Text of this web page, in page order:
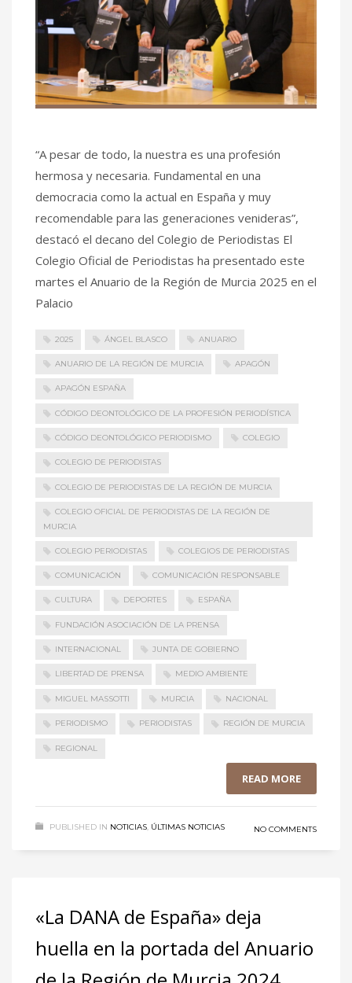
“A pesar de todo, la nuestra es una profesión
hermosa y necesaria. Fundamental en una
democracia como la actual en España y muy
recomendable para las generaciones venideras”,
destacó el decano del Colegio de Periodistas El
Colegio Oficial de Periodistas ha presentado este
martes el Anuario de la Región de Murcia 2025 en el
Palacio
2025 ÁNGEL BLASCO ANUARIO
ANUARIO DE LA REGIÓN DE MURCIA APAGÓN
APAGÓN ESPAÑA
CÓDIGO DEONTOLÓGICO DE LA PROFESIÓN PERIODÍSTICA
CÓDIGO DEONTOLÓGICO PERIODISMO COLEGIO
COLEGIO DE PERIODISTAS
COLEGIO DE PERIODISTAS DE LA REGIÓN DE MURCIA
COLEGIO OFICIAL DE PERIODISTAS DE LA REGIÓN DE
MURCIA
COLEGIO PERIODISTAS COLEGIOS DE PERIODISTAS
COMUNICACIÓN COMUNICACIÓN RESPONSABLE
CULTURA DEPORTES ESPAÑA
FUNDACIÓN ASOCIACIÓN DE LA PRENSA
INTERNACIONAL JUNTA DE GOBIERNO
LIBERTAD DE PRENSA MEDIO AMBIENTE
MIGUEL MASSOTTI MURCIA NACIONAL
PERIODISMO PERIODISTAS REGIÓN DE MURCIA
REGIONAL
READ MORE
PUBLISHED IN NOTICIAS, ÚLTIMAS NOTICIAS NO COMMENTS
«La DANA de España» deja
huella en la portada del Anuario